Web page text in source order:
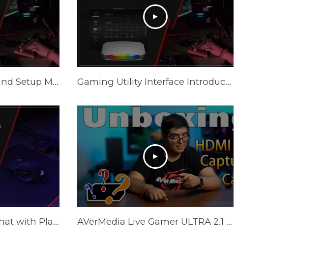
How to Record HDR and Setup Multiple Scenes with AVerMedia Capture Cards in OBS Gaming Utility Interface Introduction
How to Setup Party Chat with PlayStation and XBOX AVerMedia Live Gamer ULTRA 2.1 - What you should know